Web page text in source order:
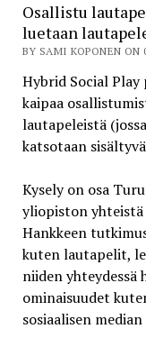
Osallistu
luetaan
BY SAMI KOPONEN ON
Hybrid Social
kaipaa
lautapeleistä
katsotaan
Kysely on osa
yliopiston yhteistä
Hankkeen
kuten lautapelit,
niiden yhteydessä
ominaisuudet
sosiaalisen